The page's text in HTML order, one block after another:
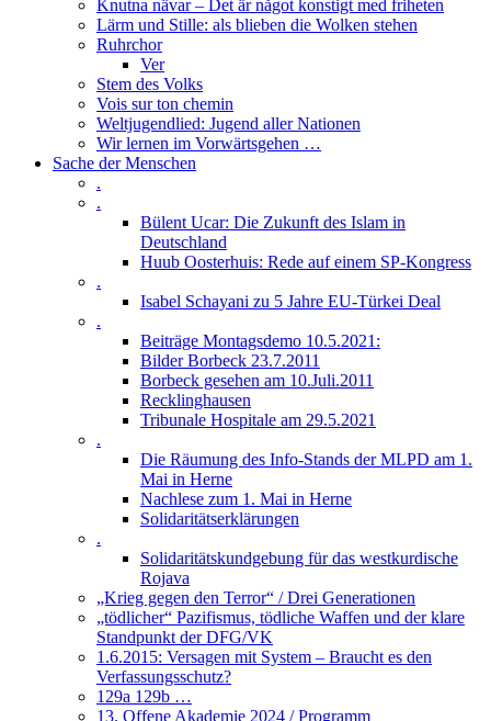
Knutna nävar – Det är något konstigt med friheten
Lärm und Stille: als blieben die Wolken stehen
Ruhrchor
Ver
Stem des Volks
Vois sur ton chemin
Weltjugendlied: Jugend aller Nationen
Wir lernen im Vorwärtsgehen …
Sache der Menschen
.
.
Bülent Ucar: Die Zukunft des Islam in
Deutschland
Huub Oosterhuis: Rede auf einem SP-Kongress
.
Isabel Schayani zu 5 Jahre EU-Türkei Deal
.
Beiträge Montagsdemo 10.5.2021:
Bilder Borbeck 23.7.2011
Borbeck gesehen am 10.Juli.2011
Recklinghausen
Tribunale Hospitale am 29.5.2021
.
Die Räumung des Info-Stands der MLPD am 1.
Mai in Herne
Nachlese zum 1. Mai in Herne
Solidaritätserklärungen
.
Solidaritätskundgebung für das westkurdische
Rojava
„Krieg gegen den Terror“ / Drei Generationen
„tödlicher“ Pazifismus, tödliche Waffen und der klare
Standpunkt der DFG/VK
1.6.2015: Versagen mit System – Braucht es den
Verfassungsschutz?
129a 129b …
13. Offene Akademie 2024 / Programm